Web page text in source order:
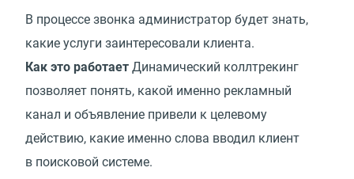
В процессе звонка администратор будет знать,
какие услуги заинтересовали клиента.
Как это работает Динамический коллтрекинг
позволяет понять, какой именно рекламный
канал и объявление привели к целевому
действию, какие именно слова вводил клиент
в поисковой системе.